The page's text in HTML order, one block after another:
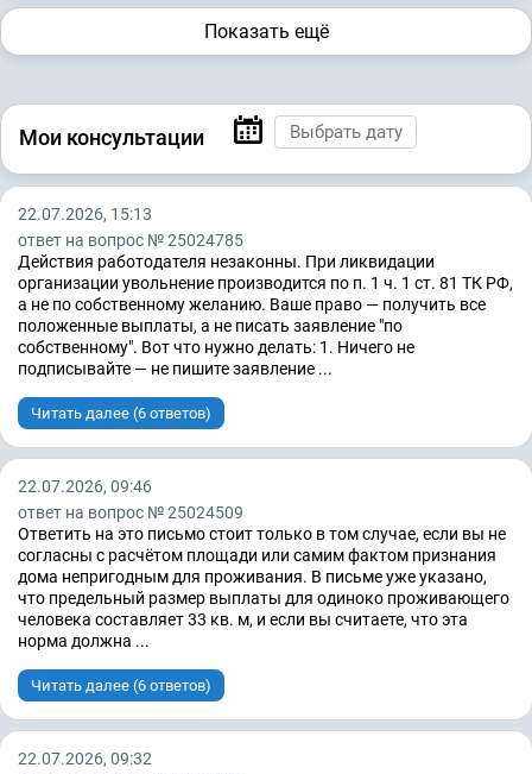
Показать ещё
Мои консультации
22.07.2026, 15:13
ответ на вопрос № 25024785
Действия работодателя незаконны. При ликвидации
организации увольнение производится по п. 1 ч. 1 ст. 81 ТК РФ,
а не по собственному желанию. Ваше право — получить все
положенные выплаты, а не писать заявление "по
собственному". Вот что нужно делать: 1. Ничего не
подписывайте — не пишите заявление ...
Читать далее (6 ответов)
22.07.2026, 09:46
ответ на вопрос № 25024509
Ответить на это письмо стоит только в том случае, если вы не
согласны с расчётом площади или самим фактом признания
дома непригодным для проживания. В письме уже указано,
что предельный размер выплаты для одиноко проживающего
человека составляет 33 кв. м, и если вы считаете, что эта
норма должна ...
Читать далее (6 ответов)
22.07.2026, 09:32